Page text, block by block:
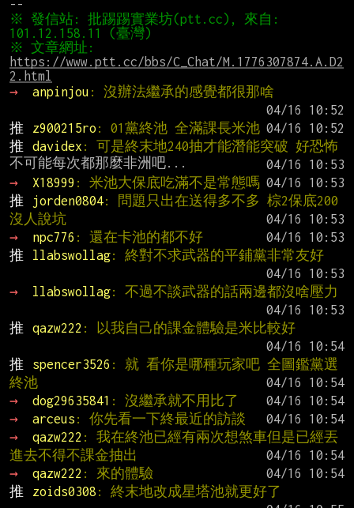
※ 發信站: 批踢踢實業坊(ptt.cc), 來自:
https://www.ptt.cc/bbs/C_Chat/M.1776307874.A.D2
2.html
→
anpinjou : 沒辦法繼承的感覺都很那啥
推
z900215ro : 01黨終池 全滿課長米池
推
davidex : 可是終末地240抽才能潛能突破 好恐怖
→
X18999 : 米池大保底吃滿不是常態嗎
推
jorden0804: 問題只出在送得多不多 棕2保底200
沒人說坑
→
npc776 : 還在卡池的都不好
推
llabswollag: 終對不求武器的平鋪黨非常友好
→
llabswollag: 不過不談武器的話兩邊都沒啥壓力
推
qazw222 : 以我自己的課金體驗是米比較好
推
spencer3526 : 就 看你是哪種玩家吧 全圖鑑黨選
終池
→
dog29635841 : 沒繼承就不用比了
→
arceus : 你先看一下終最近的訪談
→
qazw222 : 我在終池已經有兩次想煞車但是已經丟
進去不得不課金抽出
→
qazw222 : 來的體驗
推
zoids0308 : 終末地改成星塔池就更好了